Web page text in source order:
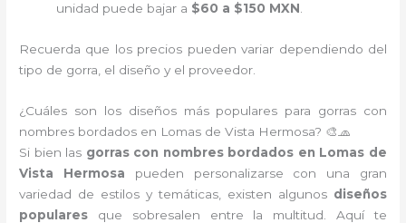
unidad puede bajar a $60 a $150 MXN
Recuerda que los precios pueden variar dependiendo del
tipo de gorra, el diseño y el proveedor.
¿Cuáles son los diseños más populares para gorras con
nombres bordados en Lomas de Vista Hermosa? 🎨🧢
Si bien las gorras con nombres bordados en Lomas de
Vista Hermosa pueden personalizarse con una gran
variedad de estilos y temáticas, existen algunos diseños
populares que sobresalen entre la multitud. Aquí te